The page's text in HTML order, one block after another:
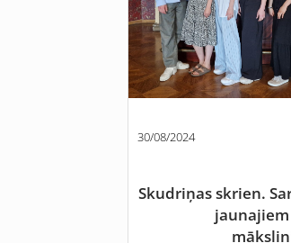
30/08/2024
Skudriņas skrien.